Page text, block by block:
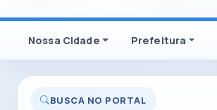
Nossa Cidade Prefeitura
BUSCA NO PORTAL